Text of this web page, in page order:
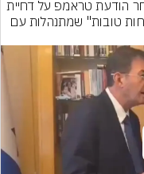
וכנ״ל את איראן". דבריו מגיעים זמן קצר לאחר הודעת טראמפ על דחיית